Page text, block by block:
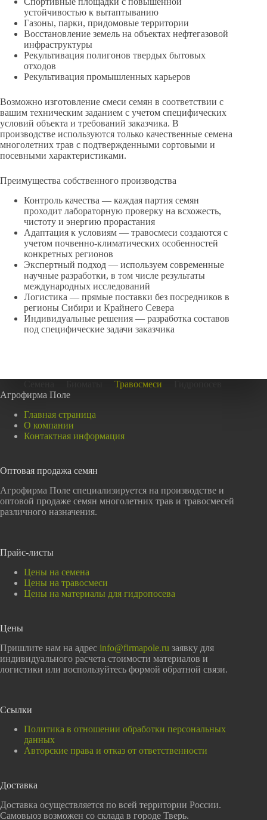
устойчивостью к вытаптыванию
Газоны, парки, придомовые территории
Восстановление земель на объектах нефтегазовой
инфраструктуры
Рекультивация полигонов твердых бытовых
отходов
Рекультивация промышленных карьеров
Возможно изготовление смеси семян в соответствии с
вашим техническим заданием с учетом специфических
условий объекта и требований заказчика. В
производстве используются только качественные семена
многолетних трав с подтвержденными сортовыми и
посевными характеристиками.
Преимущества собственного производства
Контроль качества — каждая партия семян
проходит лабораторную проверку на всхожесть,
чистоту и энергию прорастания
Адаптация к условиям — травосмеси создаются с
учетом почвенно-климатических особенностей
конкретных регионов
Экспертный подход — используем современные
научные разработки, в том числе результаты
международных исследований
Логистика — прямые поставки без посредников в
регионы Сибири и Крайнего Севера
Индивидуальные решения — разработка составов
под специфические задачи заказчика
Травосмеси
Агрофирма Поле
Главная страница
О компании
Контактная информация
Оптовая продажа семян
Агрофирма Поле специализируется на производстве и
оптовой продаже семян многолетних трав и травосмесей
различного назначения.
Прайс-листы
Цены на семена
Цены на травосмеси
Цены на материалы для гидропосева
Цены
Пришлите нам на адрес info@firmapole.ru заявку для
индивидуального расчета стоимости материалов и
логистики или воспользуйтесь формой обратной связи.
Ссылки
Политика в отношении обработки персональных
данных
Авторские права и отказ от ответственности
Доставка
Доставка осуществляется по всей территории России.
Самовыоз возможен со склада в городе Тверь.